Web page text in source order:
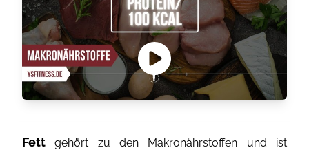
Fett gehört zu den Makronährstoffen und ist